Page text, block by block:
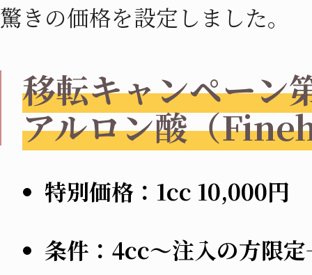
驚きの価格を設定しました。
移転キャンペーン
アルロン酸（
特別価格：1cc 10,000円
条件：4cc〜注入の方限